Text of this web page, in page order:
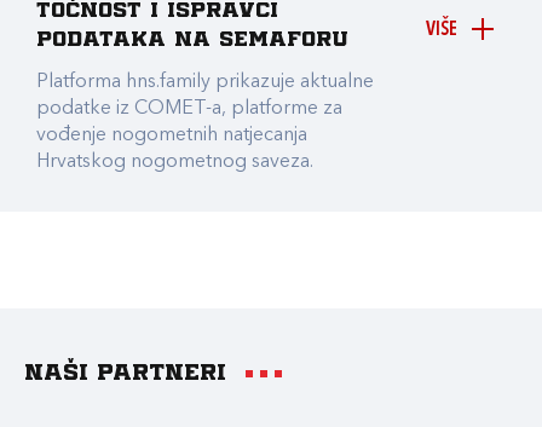
VIŠE
točnost i ispravci
podataka na Semaforu
Platforma hns.family prikazuje aktualne
podatke iz COMET-a, platforme za
vođenje nogometnih natjecanja
Hrvatskog nogometnog saveza.
Naši partneri